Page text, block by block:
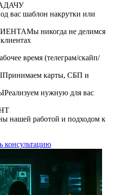
вас шаблон накрутки или
Мы никогда не делимся
время (телеграм/скайп/
Принимаем карты, СБП и
Реализуем нужную для вас
нашей работой и подходом к
консультацию